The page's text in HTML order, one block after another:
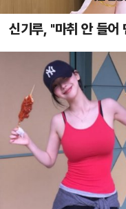
신기루, "마취 안 들어